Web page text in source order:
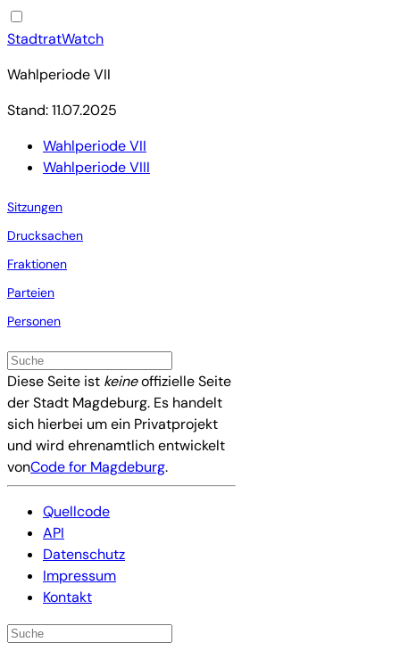
StadtratWatch
Wahlperiode VII
Stand: 11.07.2025
Wahlperiode VII
Wahlperiode VIII
Sitzungen
Drucksachen
Fraktionen
Parteien
Personen
Diese Seite ist keineoffizielle Seite
der Stadt Magdeburg. Es handelt
sich hierbei um ein Privatprojekt
und wird ehrenamtlich entwickelt
vonCode for Magdeburg.
Quellcode
API
Datenschutz
Impressum
Kontakt